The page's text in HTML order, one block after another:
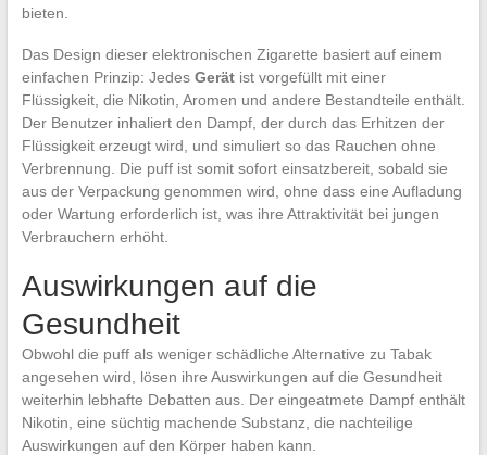
bieten.
Das Design dieser elektronischen Zigarette basiert auf einem
einfachen Prinzip: Jedes Gerätist vorgefüllt mit einer
Flüssigkeit, die Nikotin, Aromen und andere Bestandteile enthält.
Der Benutzer inhaliert den Dampf, der durch das Erhitzen der
Flüssigkeit erzeugt wird, und simuliert so das Rauchen ohne
Verbrennung. Die puff ist somit sofort einsatzbereit, sobald sie
aus der Verpackung genommen wird, ohne dass eine Aufladung
oder Wartung erforderlich ist, was ihre Attraktivität bei jungen
Verbrauchern erhöht.
Auswirkungen auf die
Gesundheit
Obwohl die puff als weniger schädliche Alternative zu Tabak
angesehen wird, lösen ihre Auswirkungen auf die Gesundheit
weiterhin lebhafte Debatten aus. Der eingeatmete Dampf enthält
Nikotin, eine süchtig machende Substanz, die nachteilige
Auswirkungen auf den Körper haben kann.